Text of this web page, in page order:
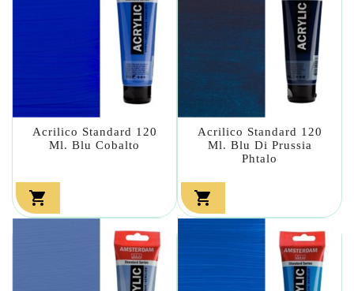
Acrilico Standard 120
Ml. Blu Cobalto

Acrilico Standard 120
Ml. Blu Di Prussia
Phtalo
